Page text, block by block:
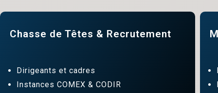
Chasse de Têtes & Recrutement
Dirigeants et cadres
Instances COMEX & CODIR